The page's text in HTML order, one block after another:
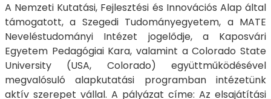
A Nemzeti Kutatási, Fejlesztési és Innovációs Alap által
támogatott, a Szegedi Tudományegyetem, a MATE
Neveléstudományi Intézet jogelődje, a Kaposvári
Egyetem Pedagógiai Kara, valamint a Colorado State
University (USA, Colorado) együttműködésével
megvalósuló alapkutatási programban intézetünk
aktív szerepet vállal. A pályázat címe: Az elsajátítási